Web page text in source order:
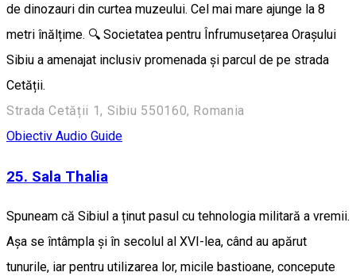
de dinozauri din curtea muzeului. Cel mai mare ajunge la 8
metri înălțime. 🔍 Societatea pentru Înfrumusețarea Orașului
Sibiu a amenajat inclusiv promenada și parcul de pe strada
Cetății.
Strada Cetății 1, Sibiu 550160, Romania
Obiectiv Audio Guide
25. Sala Thalia
Spuneam că Sibiul a ținut pasul cu tehnologia militară a vremii.
Așa se întâmpla și în secolul al XVI-lea, când au apărut
tunurile, iar pentru utilizarea lor, micile bastioane, concepute